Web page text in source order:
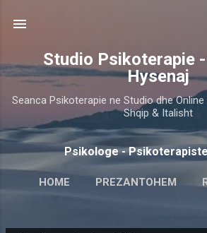
Studio Psikoterapie -
Hysenaj
Seanca Psikoterapie ne Studio dhe
Shqip & Italisht
Psikologe -
HOME PREZANTOHEM